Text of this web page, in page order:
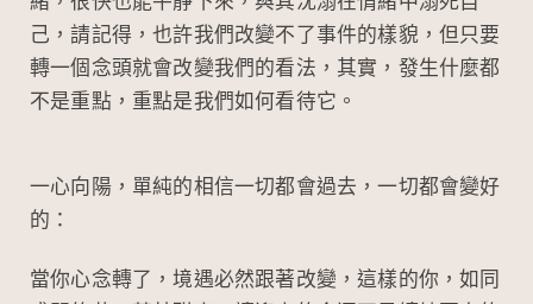
己，請記得，也許我們改變不了事件的樣貌，但只要
轉一個念頭就會改變我們的看法，其實，發生什麼都
不是重點，重點是我們如何看待它。
一心向陽，單純的相信一切都會過去，一切都會變好
的：
當你心念轉了，境遇必然跟著改變，這樣的你，如同